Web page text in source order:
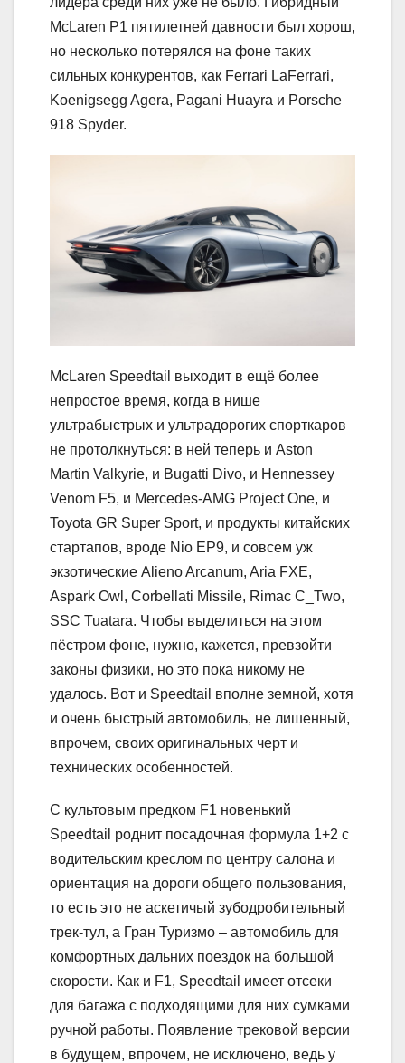
McLaren P1 пятилетней давности был хорош,
но несколько потерялся на фоне таких
сильных конкурентов, как Ferrari LaFerrari,
Koenigsegg Agera, Pagani Huayra и Porsche
918 Spyder.
McLaren Speedtail выходит в ещё более
непростое время, когда в нише
ультрабыстрых и ультрадорогих спорткаров
не протолкнуться: в ней теперь и Aston
Martin Valkyrie, и Bugatti Divo, и Hennessey
Venom F5, и Mercedes-AMG Project One, и
Toyota GR Super Sport, и продукты китайских
стартапов, вроде Nio EP9, и совсем уж
экзотические Alieno Arcanum, Aria FXE,
Aspark Owl, Corbellati Missile, Rimac C_Two,
SSC Tuatara. Чтобы выделиться на этом
пёстром фоне, нужно, кажется, превзойти
законы физики, но это пока никому не
удалось. Вот и Speedtail вполне земной, хотя
и очень быстрый автомобиль, не лишенный,
впрочем, своих оригинальных черт и
технических особенностей.
С культовым предком F1 новенький
Speedtail роднит посадочная формула 1+2 с
водительским креслом по центру салона и
ориентация на дороги общего пользования,
то есть это не аскетичый зубодробительный
трек-тул, а Гран Туризмо – автомобиль для
комфортных дальних поездок на большой
скорости. Как и F1, Speedtail имеет отсеки
для багажа с подходящими для них сумками
ручной работы. Появление трековой версии
в будущем, впрочем, не исключено, ведь у